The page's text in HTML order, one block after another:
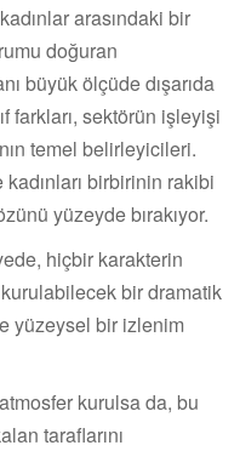
arasındaki bir
doğuran
büyük ölçüde dışarıda
farkları, sektörün işleyişi
temel belirleyicileri.
birbirinin rakibi
yüzeyde bırakıyor.
hiçbir karakterin
bir dramatik
yüzeysel bir izlenim
kurulsa da, bu
taraflarını